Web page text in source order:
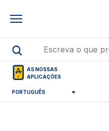
AS NOSSAS
APLICAÇÕES